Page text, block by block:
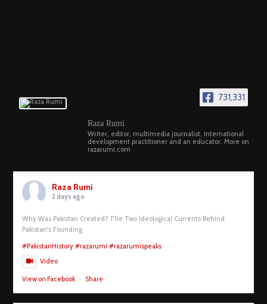
731,331
Raza Rumi
Writer, editor, multimedia journalist, International
development practitioner and an educator. More on
razarumi.com
Raza Rumi
2 days ago
Why Was Pakistan Created? The Two Ideological Currents Behind
Pakistan's Founding
#PakistanHistory #razarumi #razarumispeaks
Video
View on Facebook · Share